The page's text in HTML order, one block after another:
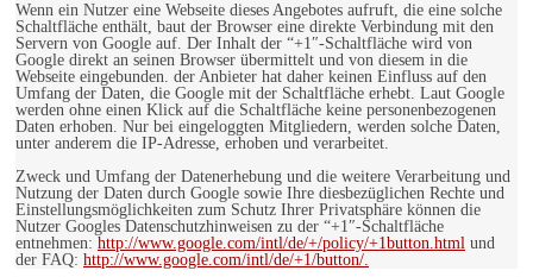
Wenn ein Nutzer eine Webseite dieses Angebotes aufruft, die eine solche
Schaltfläche enthält, baut der Browser eine direkte Verbindung mit den
Servern von Google auf. Der Inhalt der “+1″-Schaltfläche wird von
Google direkt an seinen Browser übermittelt und von diesem in die
Webseite eingebunden. der Anbieter hat daher keinen Einfluss auf den
Umfang der Daten, die Google mit der Schaltfläche erhebt. Laut Google
werden ohne einen Klick auf die Schaltfläche keine personenbezogenen
Daten erhoben. Nur bei eingeloggten Mitgliedern, werden solche Daten,
unter anderem die IP-Adresse, erhoben und verarbeitet.
Zweck und Umfang der Datenerhebung und die weitere Verarbeitung und
Nutzung der Daten durch Google sowie Ihre diesbezüglichen Rechte und
Einstellungsmöglichkeiten zum Schutz Ihrer Privatsphäre können die
Nutzer Googles Datenschutzhinweisen zu der “+1″-Schaltfläche
entnehmen: http://www.google.com/intl/de/+/policy/+1button.html und
der FAQ: http://www.google.com/intl/de/+1/button/.